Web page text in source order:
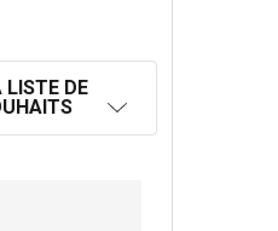
POUR 175 MM
SUPPORT PLANCHER
LISTE DE